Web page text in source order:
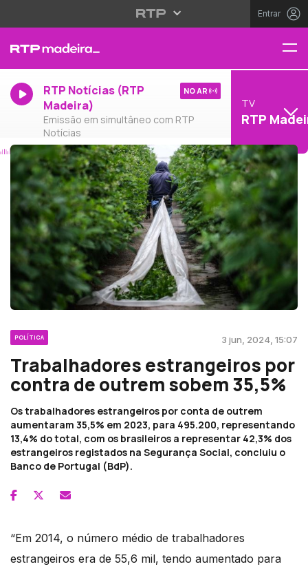
Entrar
RTP Notícias (RTP
Madeira)
Emissão em simultâneo com RTP
Notícias
NO AR
TV
RTP
POLÍTICA 3 jun, 2024, 15:07
Trabalhadores estrangeiros por
contra de outrem sobem 35,5%
Os trabalhadores estrangeiros por conta de outrem
aumentaram 35,5% em 2023, para 495.200, representando
13,4% do total, com os brasileiros a representar 42,3% dos
estrangeiros registados na Segurança Social, concluiu o
Banco de Portugal (BdP).
“Em 2014, o número médio de trabalhadores
estrangeiros era de 55,6 mil, tendo aumentado para